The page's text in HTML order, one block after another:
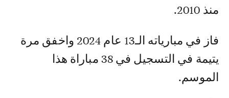
منذ 2010.
فاز في مبارياته الـ13 عام 2024 واخفق مرة
يتيمة في التسجيل في 38 مباراة هذا
الموسم.